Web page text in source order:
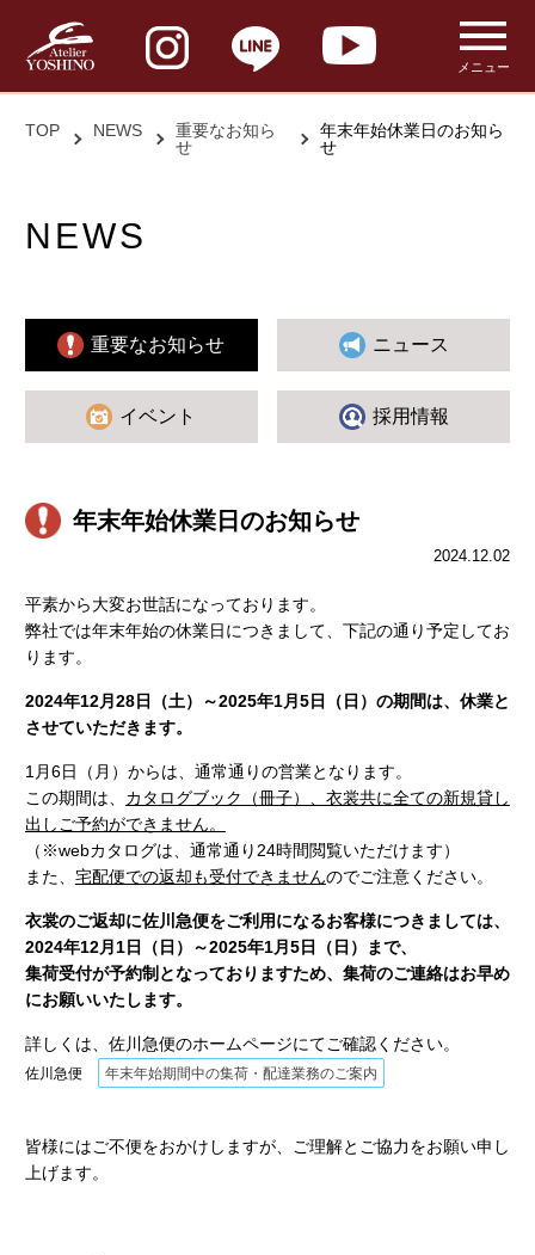
メニュー
TOP NEWS
重要なお知ら
せ
年末年始休業日のお知ら
せ
NEWS
重要なお知らせ ニュース
イベント 採用情報
年末年始休業日のお知らせ
2024.12.02
平素から大変お世話になっております。
弊社では年末年始の休業日につきまして、下記の通り予定してお
ります。
2024年12月28日（土）～2025年1月5日（日）の期間は、休業と
させていただきます。
1月6日（月）からは、通常通りの営業となります。
この期間は、 カタログブック（冊子）、衣裳共に全ての新規貸し
出しご予約ができません。
（※webカタログは、通常通り24時間閲覧いただけます）
また、 宅配便での返却も受付できませんのでご注意ください。
衣裳のご返却に佐川急便をご利用になるお客様につきましては、
2024年12月1日（日）～2025年1月5日（日）まで、
集荷受付が予約制となっておりますため、集荷のご連絡はお早め
にお願いいたします。
詳しくは、佐川急便のホームページにてご確認ください。
佐川急便 年末年始期間中の集荷・配達業務のご案内
皆様にはご不便をおかけしますが、ご理解とご協力をお願い申し
上げます。